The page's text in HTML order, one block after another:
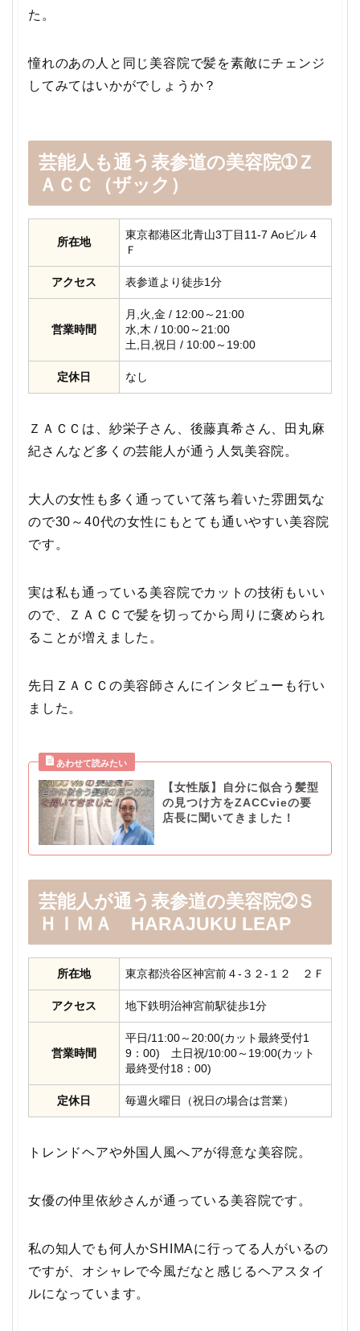
た。
憧れのあの人と同じ美容院で髪を素敵にチェンジ
してみてはいかがでしょうか？
芸能人も通う表参道の美容院➀Ｚ
ＡＣＣ（ザック）
所在地
東京都港区北青山3丁目11-7 Aoビル 4
Ｆ
アクセス 表参道より徒歩1分
営業時間
月,火,金 / 12:00～21:00
水,木 / 10:00～21:00
土,日,祝日 / 10:00～19:00
定休日 なし
ＺＡＣＣは、紗栄子さん、後藤真希さん、田丸麻
紀さんなど多くの芸能人が通う人気美容院。
大人の女性も多く通っていて落ち着いた雰囲気な
ので30～40代の女性にもとても通いやすい美容院
です。
実は私も通っている美容院でカットの技術もいい
ので、ＺＡＣＣで髪を切ってから周りに褒められ
ることが増えました。
先日ＺＡＣＣの美容師さんにインタビューも行い
ました。
【女性版】自分に似合う髪型
の見つけ方をZACCvieの要
店長に聞いてきました！
芸能人が通う表参道の美容院➁Ｓ
ＨＩＭＡ HARAJUKU LEAP
所在地 東京都渋谷区神宮前４-３２-１２ ２Ｆ
アクセス 地下鉄明治神宮前駅徒歩1分
営業時間
平日/11:00～20:00(カット最終受付1
9：00) 土日祝/10:00～19:00(カット
最終受付18：00)
定休日 毎週火曜日（祝日の場合は営業）
トレンドヘアや外国人風へアが得意な美容院。
女優の仲里依紗さんが通っている美容院です。
私の知人でも何人かSHIMAに行ってる人がいるの
ですが、オシャレで今風だなと感じるヘアスタイ
ルになっています。